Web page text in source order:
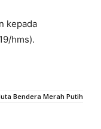
kepada
hms).
Bendera Merah Putih